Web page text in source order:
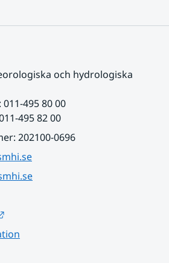
och hydrologiska
495 80 00
495 82 00
202100-0696